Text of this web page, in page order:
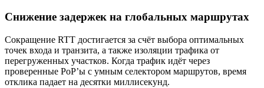
Снижение задержек на глобальных маршрутах
Сокращение RTT достигается за счёт выбора оптимальных
точек входа и транзита, а также изоляции трафика от
перегруженных участков. Когда трафик идёт через
проверенные PoP’ы с умным селектором маршрутов, время
отклика падает на десятки миллисекунд.